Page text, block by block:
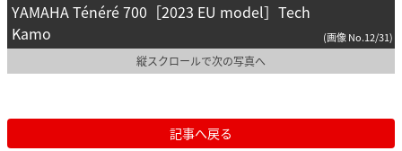
YAMAHA Ténéré 700［2023 EU model］Tech
Kamo
(画像 No.12/31)
縦スクロールで次の写真へ
記事へ戻る